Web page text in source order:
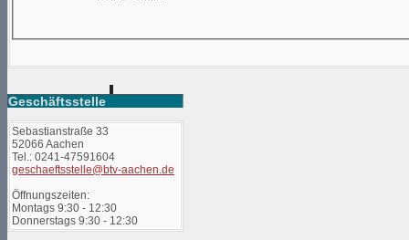
Geschäftsstelle
Sebastianstraße 33
52066 Aachen
Tel.: 0241-47591604
geschaeftsstelle@btv-aachen.de
Öffnungszeiten:
Montags 9:30 - 12:30
Donnerstags 9:30 - 12:30